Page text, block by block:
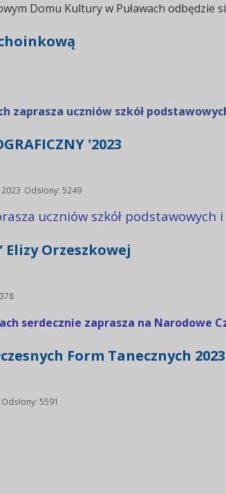
Domu Kultury w Puławach odbędzie
zaprasza uczniów szkół
'2023
Odsłony: 5249
uczniów szkół podstawowych
Orzeszkowej
serdecznie zaprasza na Narodowe
Form Tanecznych 2023
Odsłony: 5591